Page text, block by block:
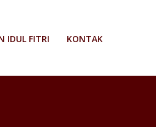
IDUL FITRI KONTAK